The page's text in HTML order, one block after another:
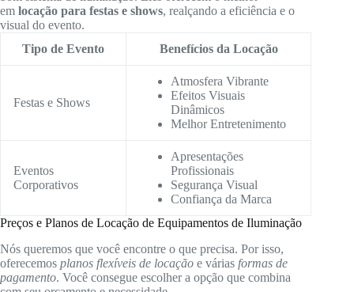
em locação para festas e shows, realçando a eficiência e o
visual do evento.
Tipo de Evento
Benefícios da Locação
Festas e Shows
Atmosfera Vibrante
Efeitos Visuais
Dinâmicos
Melhor Entretenimento
Eventos
Corporativos
Apresentações
Profissionais
Segurança Visual
Confiança da Marca
Preços e Planos de Locação de Equipamentos de Iluminação
Nós queremos que você encontre o que precisa. Por isso,
oferecemos planos flexíveis de locação e várias formas de
pagamento. Você consegue escolher a opção que combina